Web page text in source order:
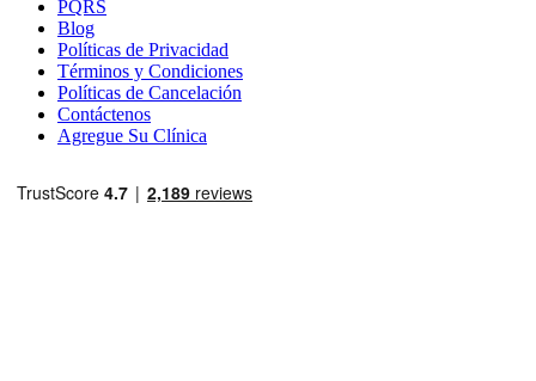
PQRS
Blog
Políticas de Privacidad
Términos y Condiciones
Políticas de Cancelación
Contáctenos
Agregue Su Clínica